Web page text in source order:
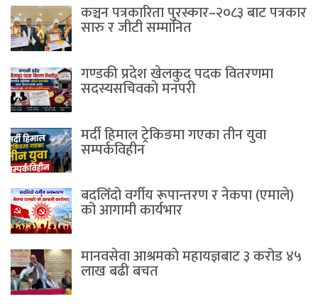
कञ्चन पत्रकारिता पुरस्कार–२०८३ बाट पत्रकार
सारु र जीटी सम्मानित
गण्डकी प्रदेश खेलकुद पदक वितरणमा
सदस्यसचिवकाे मनपरी
मर्दी हिमाल ट्रेकिङमा गएका तीन युवा
सम्पर्कविहीन
बदलिँदो वर्गीय रूपान्तरण र नेकपा (एमाले)
को आगामी कार्यभार
मानवसेवा आश्रमकाे‌ महायज्ञबाट ३ करोड ४५
लाख बढी बचत